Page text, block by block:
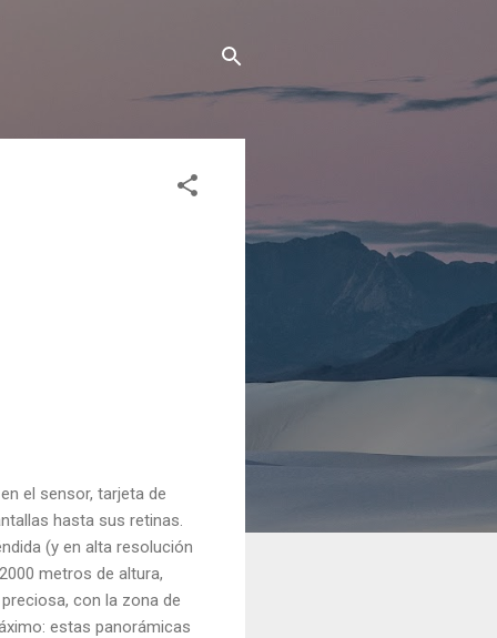
el sensor, tarjeta de
hasta sus retinas.
(y en alta resolución
metros de altura,
con la zona de
estas panorámicas